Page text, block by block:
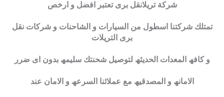
شركة تريلانقل برى تعتبر افضل و ارخص
تمتلك شركتنا اسطول من السیارات و الشاحنات و شركات نقل
برى التریلات
و كافھ المعدات الحدیثھ لتوصیل شحنتك سلیمھ بدون اى ضرر
الامانھ و المصدقیھ مع عملائنا السرعھ و الامان عند